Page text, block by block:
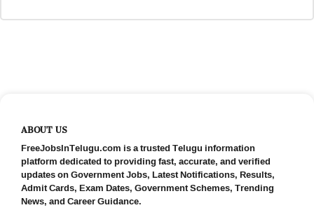
ABOUT US
FreeJobsInTelugu.com is a trusted Telugu information
platform dedicated to providing fast, accurate, and verified
updates on Government Jobs, Latest Notifications, Results,
Admit Cards, Exam Dates, Government Schemes, Trending
News, and Career Guidance.